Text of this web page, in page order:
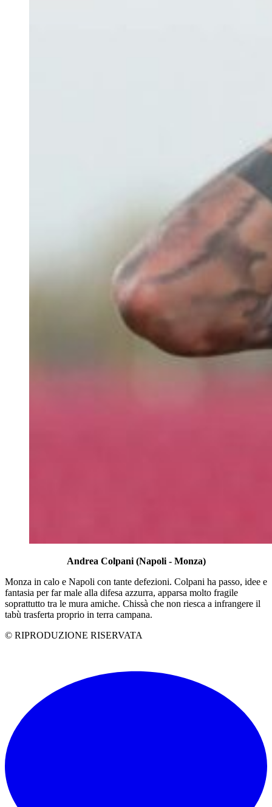
Andrea Colpani (Napoli - Monza)
Monza in calo e Napoli con tante defezioni. Colpani ha passo, idee e
fantasia per far male alla difesa azzurra, apparsa molto fragile
soprattutto tra le mura amiche. Chissà che non riesca a infrangere il
tabù trasferta proprio in terra campana.
© RIPRODUZIONE RISERVATA